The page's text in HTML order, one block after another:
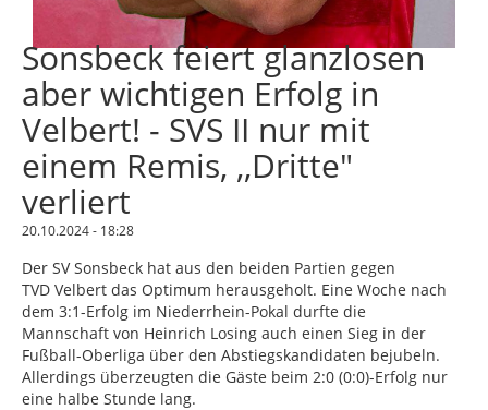
Sonsbeck feiert glanzlosen
aber wichtigen Erfolg in
Velbert! - SVS II nur mit
einem Remis, ,,Dritte"
verliert
20.10.2024 - 18:28
Der SV Sonsbeck hat aus den beiden Partien gegen
TVD Velbert das Optimum herausgeholt. Eine Woche nach
dem 3:1-Erfolg im Niederrhein-Pokal durfte die
Mannschaft von Heinrich Losing auch einen Sieg in der
Fußball-Oberliga über den Abstiegskandidaten bejubeln.
Allerdings überzeugten die Gäste beim 2:0 (0:0)-Erfolg nur
eine halbe Stunde lang.